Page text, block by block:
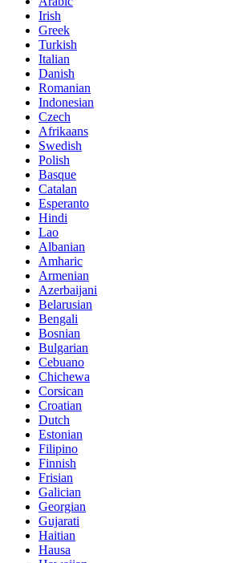
Irish
Greek
Turkish
Italian
Danish
Romanian
Indonesian
Czech
Afrikaans
Swedish
Polish
Basque
Catalan
Esperanto
Hindi
Lao
Albanian
Amharic
Armenian
Azerbaijani
Belarusian
Bengali
Bosnian
Bulgarian
Cebuano
Chichewa
Corsican
Croatian
Dutch
Estonian
Filipino
Finnish
Frisian
Galician
Georgian
Gujarati
Haitian
Hausa